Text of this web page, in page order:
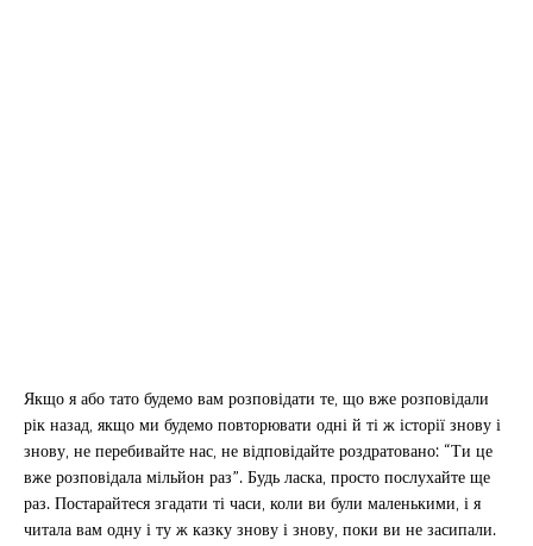
Якщо я або тато будемо вам розповідати те, що вже розповідали
рік назад, якщо ми будемо повторювати одні й ті ж історії знову і
знову, не перебивайте нас, не відповідайте роздратовано: “Ти це
вже розповідала мільйон раз”. Будь ласка, просто послухайте ще
раз. Постарайтеся згадати ті часи, коли ви були маленькими, і я
читала вам одну і ту ж казку знову і знову, поки ви не засипали.